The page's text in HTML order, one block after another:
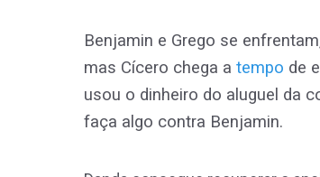
Benjamin e Grego se
mas Cícero chega a tempo de
usou o dinheiro do aluguel da
faça algo contra Benjamin.